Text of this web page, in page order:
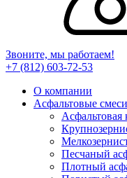
Звоните, мы работаем!
+7 (812) 603-72-53
О компании
Асфальтовые смеси
Асфальтовая
Песчаный
Плотный